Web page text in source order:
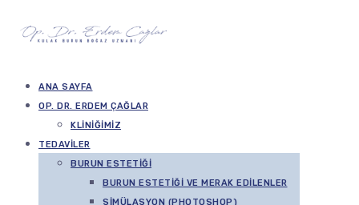
ANA SAYFA
OP. DR. ERDEM ÇAĞLAR
KLINIĞIMIZ
TEDAVILER
BURUN ESTETIĞI
BURUN ESTETIĞI VE MERAK EDILENLER
SIMÜLASYON (PHOTOSHOP)